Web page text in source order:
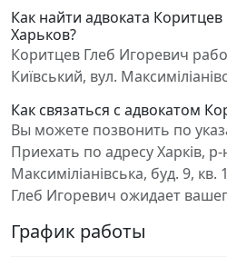
Как найти адвоката Коритцев
Харьков?
Коритцев Глеб Игоревич
Київський, вул.
Как связаться с адвокатом
Вы можете позвонить по
Приехать по адресу Харків, р-
Максиміліанівська, буд. 9,
Глеб Игоревич ожидает
График работы